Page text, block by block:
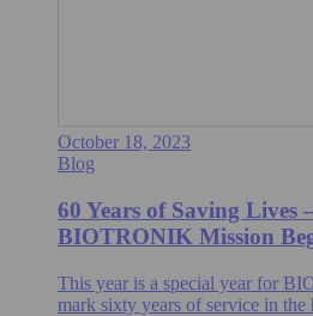
October 18, 2023
Blog
60 Years of Saving Lives
BIOTRONIK Mission
This year is a special year for
mark sixty years of service in the